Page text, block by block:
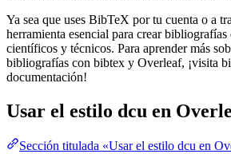
Ya sea que uses BibTeX por tu cuenta o a
herramienta esencial para crear bibliografías
científicos y técnicos. Para aprender más
bibliografías con bibtex y Overleaf, ¡visita
documentación!
Usar el estilo dcu en
Sección titulada «Usar el estilo dcu en